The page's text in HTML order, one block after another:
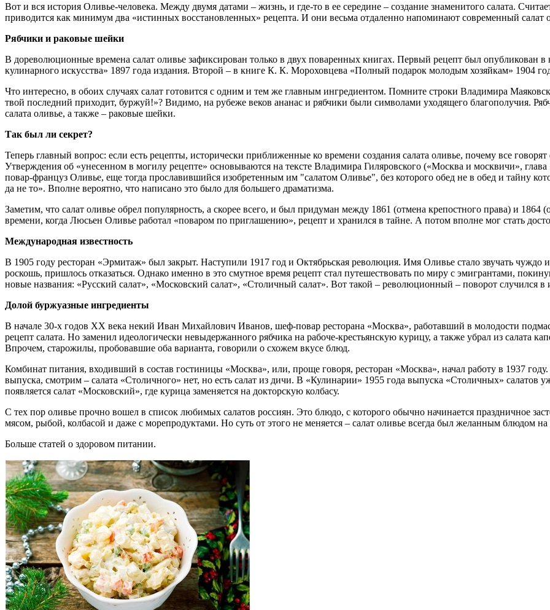
Вот и вся история Оливье-человека. Между двумя датами – жизнь, и где-то в ее середине – создание знаменитого салата.
приводится как минимум два «истинных восстановленных» рецепта. И они весьма отдаленно напоминают современный салат
Рябчики и раковые шейки
В дореволюционные времена салат оливье зафиксирован только в двух поваренных книгах. Первый рецепт был опубликован
кулинарного искусства» 1897 года издания. Второй – в книге К. К. Мороховцева «Полный подарок молодым хозяйкам» 1904
Что интересно, в обоих случаях салат готовится с одним и тем же главным ингредиентом. Помните строки Владимира
твой последний приходит, буржуй!»? Видимо, на рубеже веков ананас и рябчики были символами уходящего благополучия.
салата оливье, а также – раковые шейки.
Так был ли секрет?
Теперь главный вопрос: если есть рецепты, исторически приближенные ко времени создания салата оливье, почему все
Утверждения об «унесенном в могилу рецепте» основываются на тексте Владимира Гиляровского («Москва и москвичи»,
повар-француз Оливье, еще тогда прославившийся изобретенным им "салатом Оливье", без которого обед не в обед и тайну
да не то». Вполне вероятно, что написано это было для большего драматизма.
Заметим, что салат оливье обрел популярность, а скорее всего, и был придуман между 1861 (отмена крепостного права) и
времени, когда Люсьен Оливье работал «поваром по приглашению», рецепт и хранился в тайне. А потом вполне мог стать
Международная известность
В 1905 году ресторан «Эрмитаж» был закрыт. Наступили 1917 год и Октябрьская революция. Имя Оливье стало звучать
роскошь, пришлось отказаться. Однако именно в это смутное время рецепт стал путешествовать по миру с эмигрантами,
новые названия: «Русский салат», «Московский салат», «Столичный салат». Вот такой – революционный – поворот случился в
Долой буржуазные ингредиенты
В начале 30-х годов ХХ века некий Иван Михайлович Иванов, шеф-повар ресторана «Москва», работавший в молодости
рецепт салата. Но заменил идеологически невыдержанного рябчика на рабоче-крестьянскую курицу, а также убрал из салата
Впрочем, старожилы, пробовавшие оба варианта, говорили о схожем вкусе блюд.
Комбинат питания, входивший в состав гостиницы «Москва», или, проще говоря, ресторан «Москва», начал работу в 1937
выпуска, смотрим – салата «Столичного» нет, но есть салат из дичи. В «Кулинарии» 1955 года выпуска «Столичных» салатов
появляется салат «Московский», где курица заменяется на докторскую колбасу.
С тех пор оливье прочно вошел в список любимых салатов россиян. Это блюдо, с которого обычно начинается праздничное
мясом, рыбой, колбасой и даже с морепродуктами. Но суть от этого не меняется – салат оливье всегда был желанным блюдом на
Больше статей о здоровом питании.